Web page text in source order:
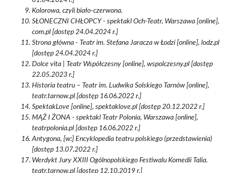
Kolorowa, czyli biało-czerwona.
SŁONECZNI CHŁOPCY - spektakl Och-Teatr, Warszawa [online],
com.pl [dostęp 24.04.2024 r.]
Strona główna - Teatr im. Stefana Jaracza w Łodzi [online], lodz.pl
[dostęp 24.04.2024 r.]
Dolce vita | Teatr Współczesny [online], wspolczesny.pl [dostęp
22.05.2023 r.]
Historia teatru – Teatr im. Ludwika Solskiego Tarnów [online],
teatr.tarnow.pl [dostęp 16.06.2022 r.]
SpektakLove [online], spektaklove.pl [dostęp 20.12.2022 r.]
MĄŻ I ŻONA - spektakl Teatr Polonia, Warszawa [online],
teatrpolonia.pl [dostęp 16.06.2022 r.]
Antygona, [w:] Encyklopedia teatru polskiego (przedstawienia)
[dostęp 13.07.2022 r.]
Werdykt Jury XXIII Ogólnopolskiego Festiwalu Komedii Talia.
teatr.tarnow.pl [dostęp 12.10.2019 r.]